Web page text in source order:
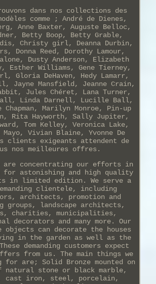
dans nos collections des
comme ; André de Dienes,
Anne Baxter, Auguste Belloc,
Betty Boop, Betty Grable,
Christy girl, Deanna Durbin,
Donna Reed, Dorothy Lamour,
Dusty Anderson, Elizabeth
Esther Williams, Gene Tierney,
Gloria DeHaven, Hedy Lamarr,
Jayne Mansfield, Jeanne Crain,
Jules Chéret, Lana Turner,
Linda Darnell, Lucille Ball,
Chapman, Marilyn Monroe, Pin-up
Rita Hayworth, Sally Jupiter,
Tom Kelley, Veronica Lake,
Vivian Blaine, Yvonne De
clients exigeants attendent de
nos meilleures offres.
are concentrating our efforts in
for astonishing and high quality
in limited edition. We serve a
clientele, including
architects, promotion and
groups, landscape architects,
charities, municipalities,
decorators and many more. Our
objects can decorate the houses
in the garden as well as the
demanding customers expect
from us. The main things we
for are; Solid Bronze mounted on
natural stone or black marble,
cast iron, steel, porcelain,